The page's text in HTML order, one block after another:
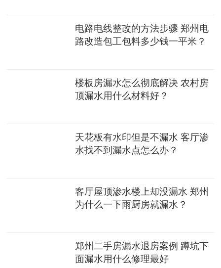
电路电线整改的方法步骤 郑州电
路改造包工包料多少钱一平米？
楼板房漏水怎么彻底解决 农村房
顶漏水用什么材料好？
天花板有水印但是不漏水 客厅渗
水找不到漏水点怎么办？
客厅屋顶渗水楼上却没漏水 郑州
为什么一下雨厨房就漏水？
郑州二手房漏水退房案例 蹲坑下
面漏水用什么修理最好